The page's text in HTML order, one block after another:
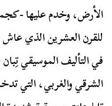
الأرض، وخدم عليها -
للقرن العشرين الذي
في التأليف الموسيقي
الشرقي والغربي، التي